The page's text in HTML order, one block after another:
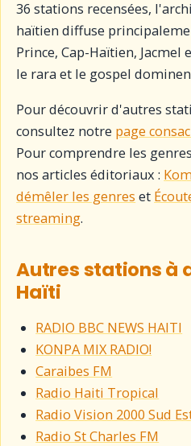
36 stations recensées,
haïtien diffuse
Prince, Cap-Haïtien, Jacmel
le rara et le gospel
Pour découvrir d'autres
consultez notre page
Pour comprendre les
nos articles éditoriaux :
démêler les genres et
streaming.
Autres stations à
Haïti
RADIO BBC NEWS HAITI
KONPA MIX RADIO!
Caraibes FM
Radio Haiti Tropical
Radio Vision 2000 Sud
Radio St Charles FM